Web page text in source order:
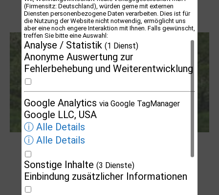
Letj fröögels
Robert Schads „Blickweit“: Linien im Land
der Horizonte
(Firmensitz: Deutschland), würden gerne mit externen
Diensten personenbezogene Daten verarbeiten. Dies ist für
die Nutzung der Website nicht notwendig, ermöglicht uns
aber eine noch engere Interaktion mit Ihnen. Falls gewünscht,
treffen Sie bitte eine Auswahl:
Analyse / Statistik (1 Dienst)
Anonyme Auswertung zur
Fehlerbehebung und Weiterentwicklung
Google Analytics via Google TagManager
Google LLC, USA
ⓘ Alle Details
ⓘ Alle Details
Sonstige Inhalte (3 Dienste)
Einbindung zusätzlicher Informationen